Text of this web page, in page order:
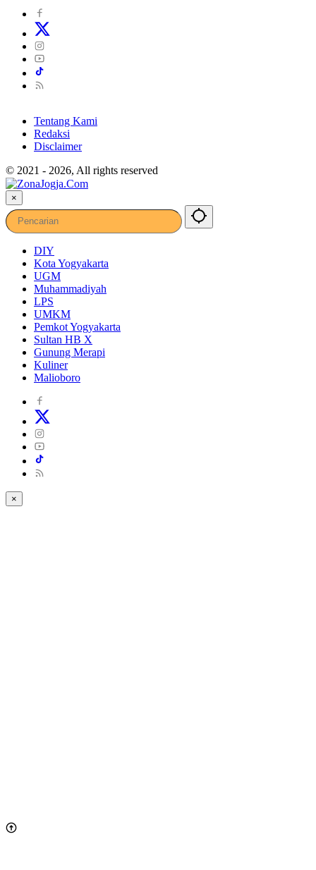
Tentang Kami
Redaksi
Disclaimer
© 2021 - 2026, All rights reserved
×
DIY
Kota Yogyakarta
UGM
Muhammadiyah
LPS
UMKM
Pemkot Yogyakarta
Sultan HB X
Gunung Merapi
Kuliner
Malioboro
×